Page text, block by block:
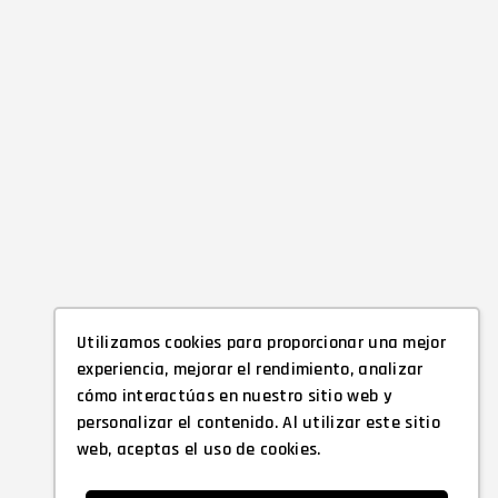
Utilizamos cookies para proporcionar una mejor
experiencia, mejorar el rendimiento, analizar
cómo interactúas en nuestro sitio web y
personalizar el contenido. Al utilizar este sitio
web, aceptas el uso de cookies.